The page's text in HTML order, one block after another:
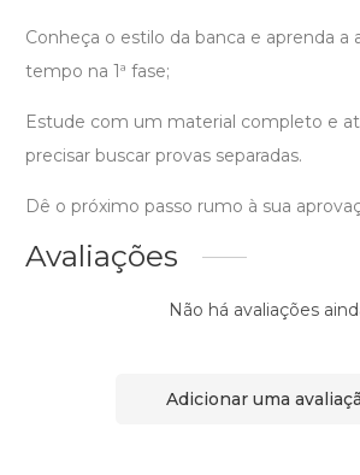
Conheça o estilo da banca e aprenda a
tempo na 1ª fase;
Estude com um material completo e
precisar buscar provas separadas.
Dê o próximo passo rumo à sua
Avaliações
Não há avaliações
Adicionar uma